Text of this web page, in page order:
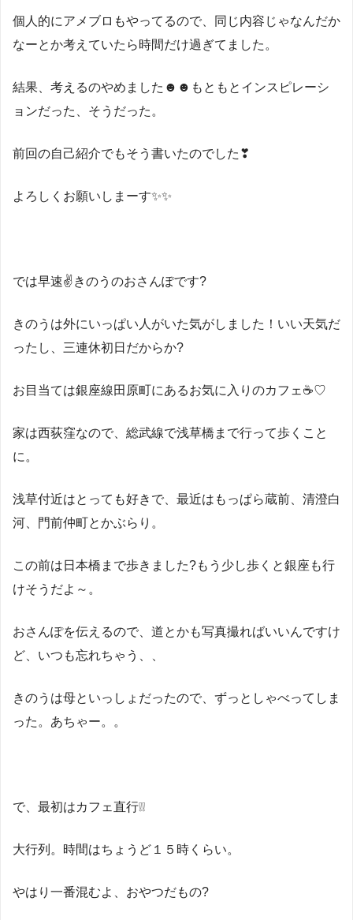
個人的にアメブロもやってるので、同じ内容じゃなんだか
なーとか考えていたら時間だけ過ぎてました。
結果、考えるのやめました☻☻もともとインスピレーシ
ョンだった、そうだった。
前回の自己紹介でもそう書いたのでした❣
よろしくお願いしまーす✨✨
では早速✌きのうのおさんぽです?
きのうは外にいっぱい人がいた気がしました！いい天気だ
ったし、三連休初日だからか?
お目当ては銀座線田原町にあるお気に入りのカフェ☕♡
家は西荻窪なので、総武線で浅草橋まで行って歩くこと
に。
浅草付近はとっても好きで、最近はもっぱら蔵前、清澄白
河、門前仲町とかぶらり。
この前は日本橋まで歩きました?もう少し歩くと銀座も行
けそうだよ～。
おさんぽを伝えるので、道とかも写真撮ればいいんですけ
ど、いつも忘れちゃう、、
きのうは母といっしょだったので、ずっとしゃべってしま
った。あちゃー。。
で、最初はカフェ直行❕❕
大行列。時間はちょうど１５時くらい。
やはり一番混むよ、おやつだもの?